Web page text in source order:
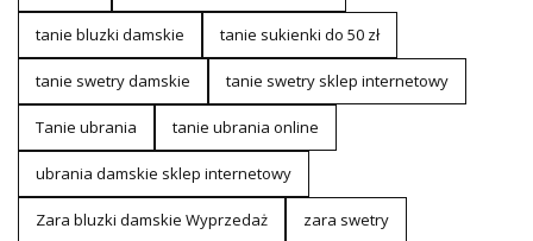
tanie bluzki damskie tanie sukienki do 50 zł
tanie swetry damskie tanie swetry sklep internetowy
Tanie ubrania tanie ubrania online
ubrania damskie sklep internetowy
Zara bluzki damskie Wyprzedaż zara swetry